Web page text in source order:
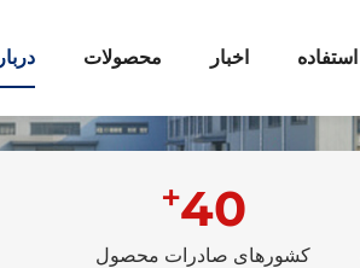
محصولات اخبار استفاده
40
+
کشورهای صادرات محصول